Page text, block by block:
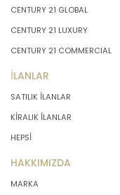
CENTURY 21 GLOBAL
CENTURY 21 LUXURY
CENTURY 21 COMMERCIAL
İLANLAR
SATILIK İLANLAR
KİRALIK İLANLAR
HEPSİ
HAKKIMIZDA
MARKA